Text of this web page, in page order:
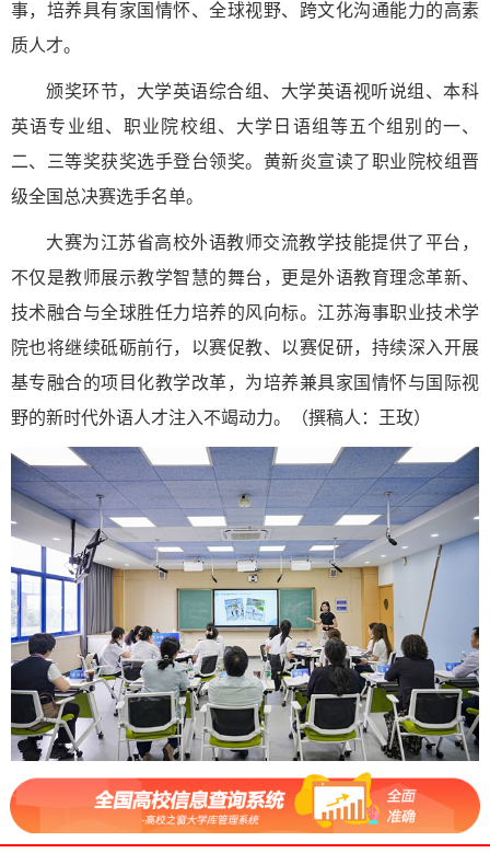
事，培养具有家国情怀、全球视野、跨文化沟通能力的高素
质人才。
颁奖环节，大学英语综合组、大学英语视听说组、本科
英语专业组、职业院校组、大学日语组等五个组别的一、
二、三等奖获奖选手登台领奖。黄新炎宣读了职业院校组晋
级全国总决赛选手名单。
大赛为江苏省高校外语教师交流教学技能提供了平台，
不仅是教师展示教学智慧的舞台，更是外语教育理念革新、
技术融合与全球胜任力培养的风向标。江苏海事职业技术学
院也将继续砥砺前行，以赛促教、以赛促研，持续深入开展
基专融合的项目化教学改革，为培养兼具家国情怀与国际视
野的新时代外语人才注入不竭动力。（撰稿人：王玫）